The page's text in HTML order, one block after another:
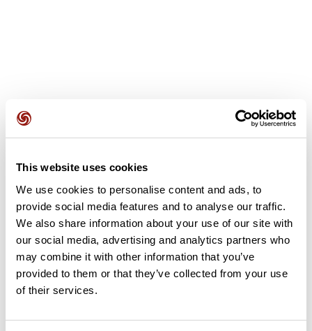
This website uses cookies
We use cookies to personalise content and ads, to
provide social media features and to analyse our traffic.
We also share information about your use of our site with
our social media, advertising and analytics partners who
may combine it with other information that you’ve
provided to them or that they’ve collected from your use
of their services.
Avis des utilisateurs
Soyez le premier à ajouter un avis !
Ajouter un avis